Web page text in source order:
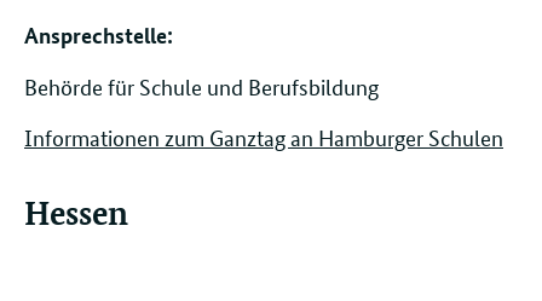
Ansprechstelle: ​​​​
Behörde für Schule und Berufsbildung
Informationen zum Ganztag an Hamburger Schulen
Hessen